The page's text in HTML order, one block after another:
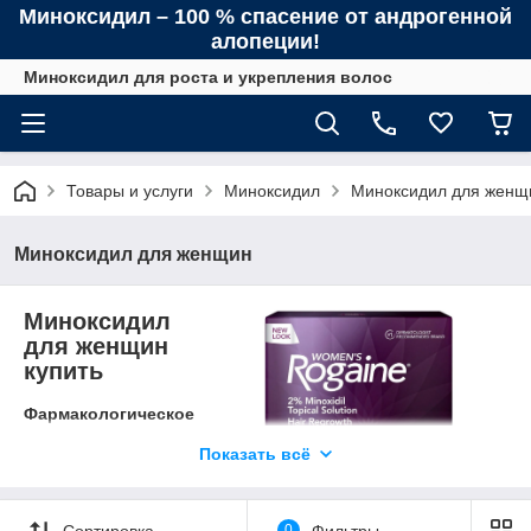
Миноксидил – 100 % спасение от андрогенной
алопеции!
Миноксидил для роста и укрепления волос
Товары и услуги Миноксидил Миноксидил для
Миноксидил для женщин
Миноксидил
для женщин
купить
Фармакологическое
Показать всё